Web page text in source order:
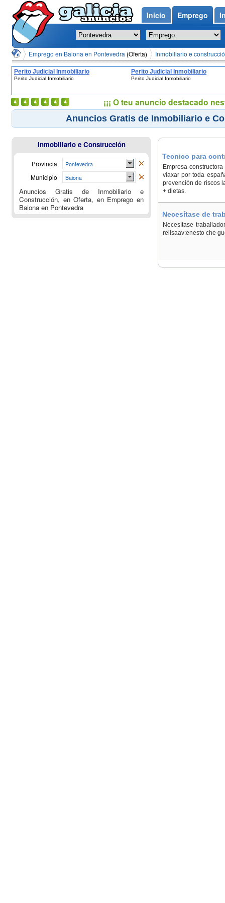
Emprego en Baiona en Pontevedra (Oferta) Inmobiliario e
Perito Judicial Inmobiliario
Perito Judicial Inmobiliario
Perito Judicial Inmobiliario
Perito Judicial Inmobiliario
Anuncios Gratis de Inmobiliario e
Tecnico para
Empresa
viaxar por toda
prevención de riscos
+ dietas.
Necesítase de
Necesítase
relisaav:enesto che
Inmobiliario e Construcción
Provincia Pontevedra
Municipio Baiona
Anuncios Gratis de Inmobiliario e
Construcción, en Oferta, en Emprego en
Baiona en Pontevedra
Inicio Emprego
¡¡¡ O teu anuncio destacado